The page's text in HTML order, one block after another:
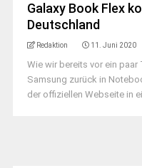
Galaxy Book Flex
Deutschland
Redaktion 11. Juni 2020
Wie wir bereits vor ein
Samsung zurück in
der offiziellen Webseite in